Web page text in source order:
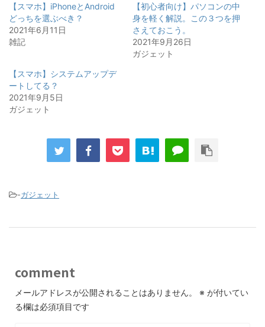
【スマホ】iPhoneとAndroid
どっちを選ぶべき？
2021年6月11日
雑記
【初心者向け】パソコンの中
身を軽く解説。この３つを押
さえておこう。
2021年9月26日
ガジェット
【スマホ】システムアップデ
ートしてる？
2021年9月5日
ガジェット
-ガジェット
comment
メールアドレスが公開されることはありません。 ※ が付いてい
る欄は必須項目です